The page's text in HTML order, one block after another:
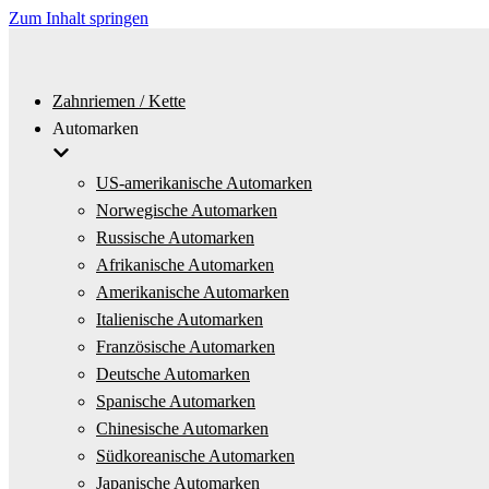
Zum Inhalt springen
Zahnriemen / Kette
Automarken
US-amerikanische Automarken
Norwegische Automarken
Russische Automarken
Afrikanische Automarken
Amerikanische Automarken
Italienische Automarken
Französische Automarken
Deutsche Automarken
Spanische Automarken
Chinesische Automarken
Südkoreanische Automarken
Japanische Automarken